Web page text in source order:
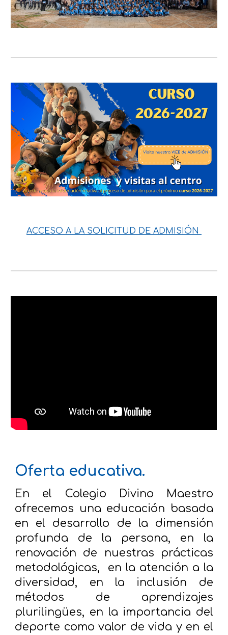
ACCESO A LA SOLICITUD DE ADMISIÓN
Oferta educativa.
En el Colegio Divino Maestro
ofrecemos una educación basada
en el desarrollo de la dimensión
profunda de la persona, en la
renovación de nuestras prácticas
metodológicas, en la atención a la
diversidad, en la inclusión de
métodos de aprendizajes
plurilingües, en la importancia del
deporte como valor de vida y en el